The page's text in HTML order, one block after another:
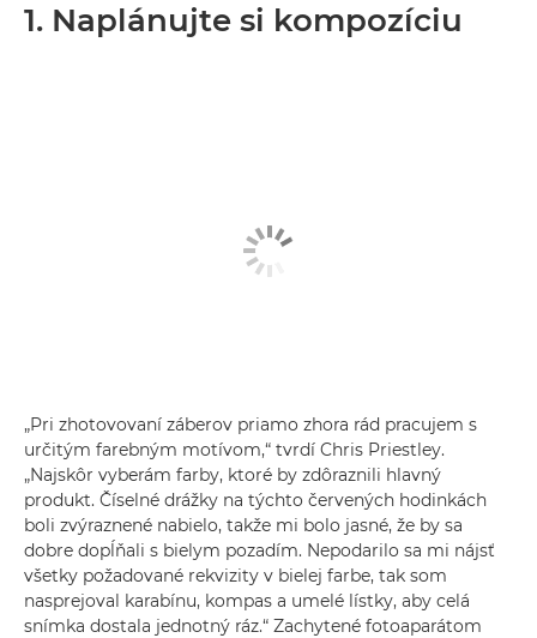
1. Naplánujte si kompozíciu
„Pri zhotovovaní záberov priamo zhora rád pracujem s
určitým farebným motívom,“ tvrdí Chris Priestley.
„Najskôr vyberám farby, ktoré by zdôraznili hlavný
produkt. Číselné drážky na týchto červených hodinkách
boli zvýraznené nabielo, takže mi bolo jasné, že by sa
dobre dopĺňali s bielym pozadím. Nepodarilo sa mi nájsť
všetky požadované rekvizity v bielej farbe, tak som
nasprejoval karabínu, kompas a umelé lístky, aby celá
snímka dostala jednotný ráz.“ Zachytené fotoaparátom